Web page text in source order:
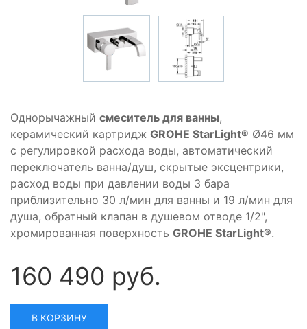
Однорычажный смеситель для ванны,
керамический картридж GROHE StarLight® Ø46 мм
с регулировкой расхода воды, автоматический
переключатель ванна/душ, скрытые эксцентрики,
расход воды при давлении воды 3 бара
приблизительно 30 л/мин для ванны и 19 л/мин для
душа, обратный клапан в душевом отводе 1/2",
хромированная поверхность GROHE StarLight®.
160 490 руб.
В КОРЗИНУ